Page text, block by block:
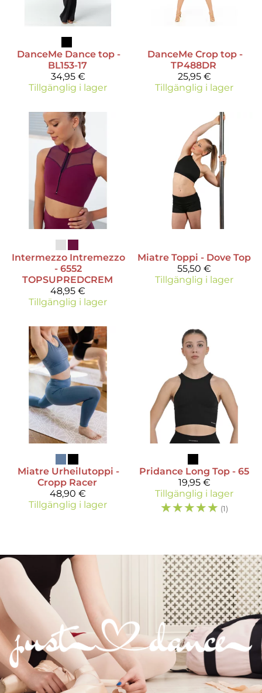
DanceMe Dance top -
BL153-17
34,95 €
Tillgänglig i lager
DanceMe Crop top -
TP488DR
25,95 €
Tillgänglig i lager
Intermezzo Intremezzo
- 6552
TOPSUPREDCREM
48,95 €
Tillgänglig i lager
Miatre Toppi - Dove Top
55,50 €
Tillgänglig i lager
Miatre Urheilutoppi -
Cropp Racer
48,90 €
Tillgänglig i lager
Pridance Long Top - 65
19,95 €
Tillgänglig i lager
☆☆☆☆☆ (1)